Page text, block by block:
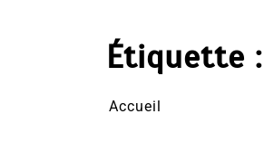
Étiquette :
Accueil